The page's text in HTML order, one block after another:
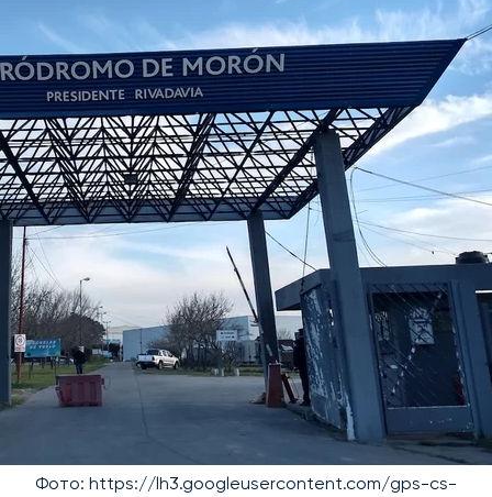
Фото: https://lh3.googleusercontent.com/gps-cs-